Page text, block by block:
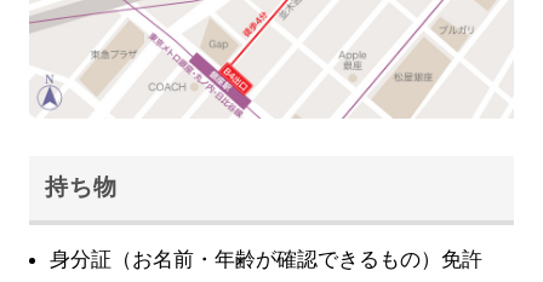
持ち物
身分証（お名前・年齢が確認できるもの）免許